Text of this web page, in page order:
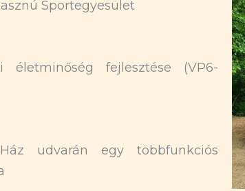
Sportegyesület
életminőség fejlesztése (VP6-
udvarán egy többfunkciós